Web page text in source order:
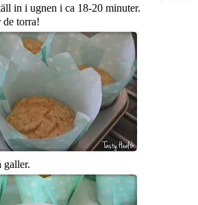
in i ugnen i ca 18-20 minuter.
de torra!
galler.